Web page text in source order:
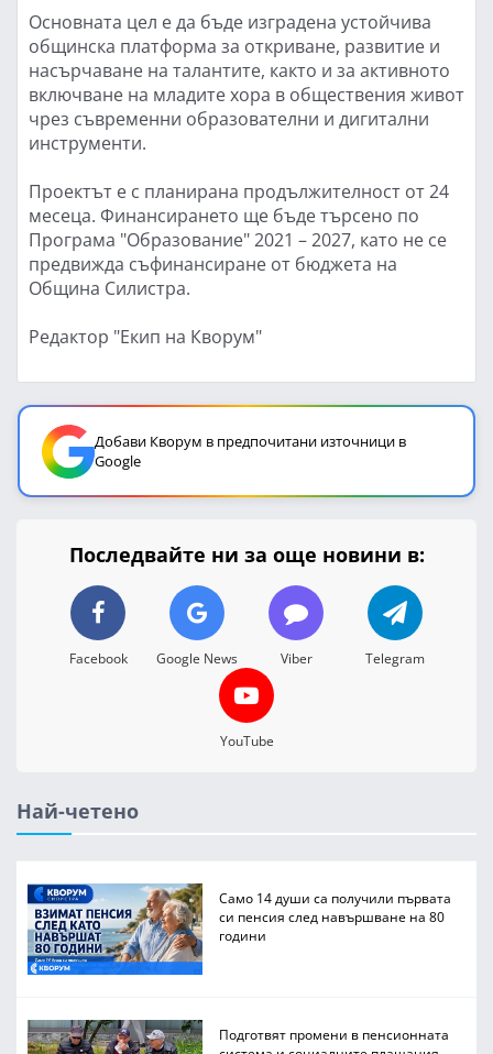
Основната цел е да бъде изградена устойчива
общинска платформа за откриване, развитие и
насърчаване на талантите, както и за активното
включване на младите хора в обществения живот
чрез съвременни образователни и дигитални
инструменти.
Проектът е с планирана продължителност от 24
месеца. Финансирането ще бъде търсено по
Програма "Образование" 2021 – 2027, като не се
предвижда съфинансиране от бюджета на
Община Силистра.
Редактор "Екип на Кворум"
Добави Кворум в предпочитани източници в
Google
Последвайте ни за още новини в:
Facebook Google News Viber Telegram
YouTube
Най-четено
Само 14 души са получили първата
си пенсия след навършване на 80
години
Подготвят промени в пенсионната